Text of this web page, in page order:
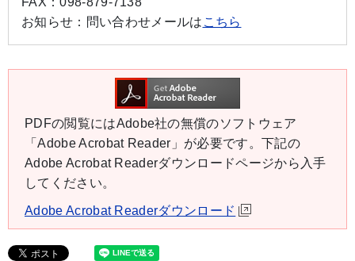
お知らせ： 問い合わせメールは こちら
PDFの閲覧にはAdobe社の無償のソフトウェア
「Adobe Acrobat Reader」が必要です。下記の
Adobe Acrobat Readerダウンロードページから入手
してください。
Adobe Acrobat Readerダウンロード